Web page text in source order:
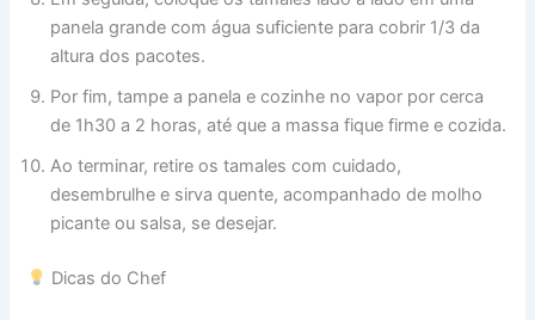
panela grande com água suficiente para cobrir 1/3 da
altura dos pacotes.
Por fim, tampe a panela e cozinhe no vapor por cerca
de 1h30 a 2 horas, até que a massa fique firme e cozida.
Ao terminar, retire os tamales com cuidado,
desembrulhe e sirva quente, acompanhado de molho
picante ou salsa, se desejar.
Dicas do Chef